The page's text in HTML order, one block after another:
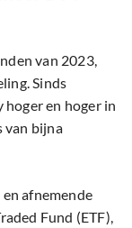
van 2023,
Sinds
en hoger in
van bijna
afnemende
Fund (ETF),